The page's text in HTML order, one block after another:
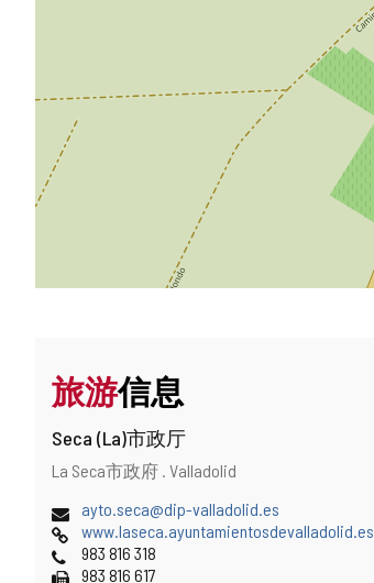
旅游信息
Seca (La)市政厅
地
邮
地
址
La Seca市政府 . Valladolid
电
子
邮
件
ayto.seca@dip-valladolid.es
打
网
页
www.laseca.ayuntamientosdevalladolid.es
电
话
983 816 318
传
983 816 617